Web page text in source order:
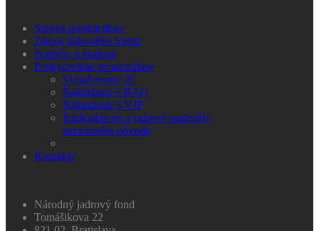
Správa prostriedkov
Zdroje jadrového fondu
Podúčty a žiadosti
Poskytovanie prostriedkov
Vyraďovanie JE
Nakladanie s RAO
Nakladanie s VJP
Rádioaktívne a jadrové materiály
neznámeho pôvodu
Kontakty
Národný jadrový fond
Tomášikova 22